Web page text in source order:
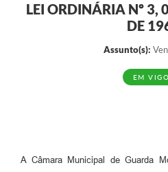
LEI ORDINÁRIA Nº 3,
DE
Assunto(s):
EM
A Câmara Municipal de Guarda